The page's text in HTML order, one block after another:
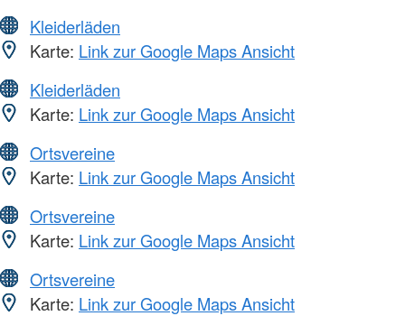
Kleiderläden
Karte: Link zur Google Maps Ansicht
Kleiderläden
Karte: Link zur Google Maps Ansicht
Ortsvereine
Karte: Link zur Google Maps Ansicht
Ortsvereine
Karte: Link zur Google Maps Ansicht
Ortsvereine
Karte: Link zur Google Maps Ansicht